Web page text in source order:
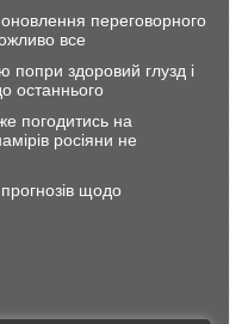
переговорного
все
попри здоровий глузд і
останнього
погодитись на
росіяни не
щодо